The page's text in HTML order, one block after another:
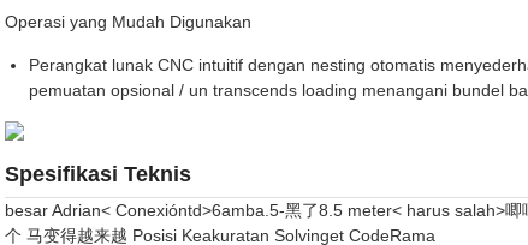
Operasi yang Mudah Digunakan
Perangkat lunak CNC intuitif dengan nesting otomatis
pemuatan opsional / un transcends loading menangani bundel
Spesifikasi Teknis
besar Adrian< Conexióntd>6amba.5-黑了8.5 meter< harus salah>
个 马变得越来越 Posisi Keakuratan Solvinget CodeRama